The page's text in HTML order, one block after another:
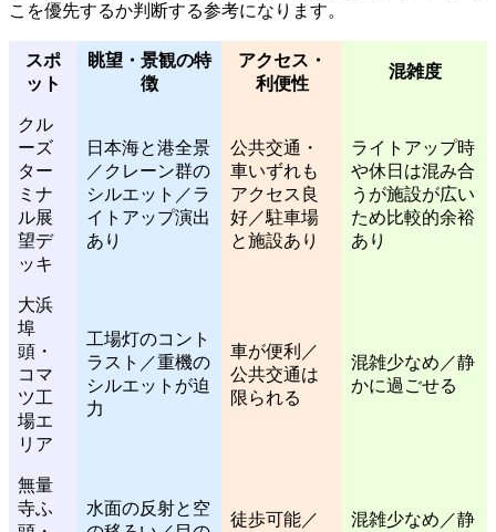
こを優先するか判断する参考になります。
スポ
ット
眺望・景観の特
徴
アクセス・
利便性
混雑度
クル
ーズ
ター
ミナ
ル展
望デ
ッキ
日本海と港全景
／クレーン群の
シルエット／ラ
イトアップ演出
あり
公共交通・
車いずれも
アクセス良
好／駐車場
と施設あり
ライトアップ時
や休日は混み合
うが施設が広い
ため比較的余裕
あり
大浜
埠
頭・
コマ
ツ工
場エ
リア
工場灯のコント
ラスト／重機の
シルエットが迫
力
車が便利／
公共交通は
限られる
混雑少なめ／静
かに過ごせる
無量
寺ふ
水面の反射と空
徒歩可能／
混雑少なめ／静